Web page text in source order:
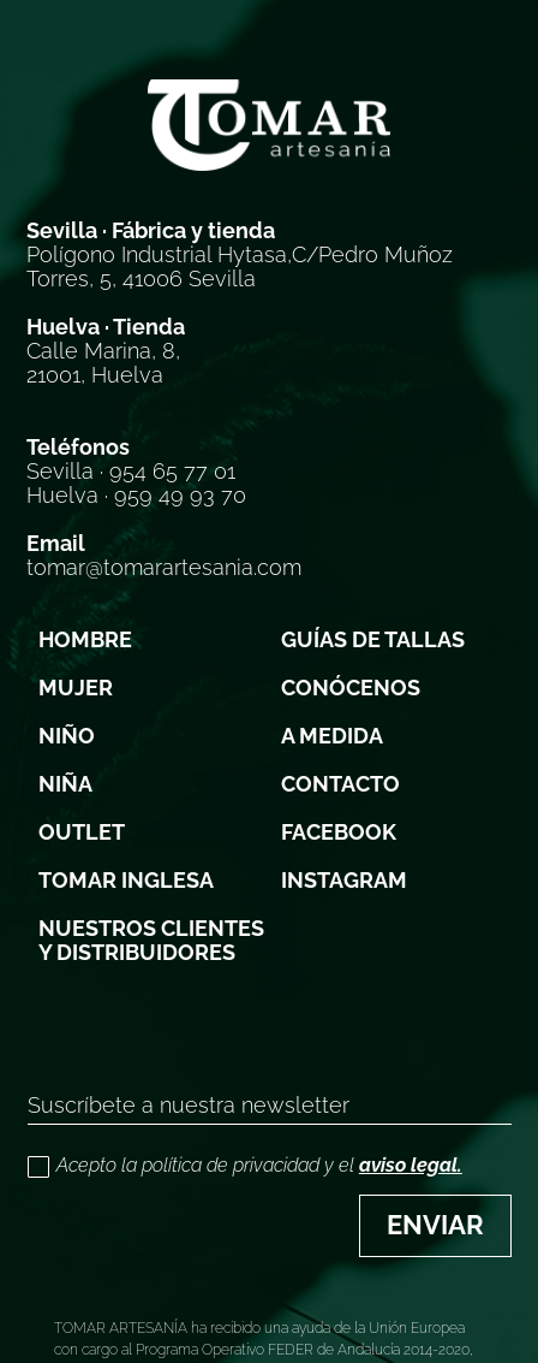
Sevilla · Fábrica y tienda
Polígono Industrial Hytasa,C/Pedro Muñoz
Torres, 5, 41006 Sevilla
Huelva · Tienda
Calle Marina, 8,
21001, Huelva
Teléfonos
Sevilla · 954 65 77 01
Huelva · 959 49 93 70
Email
tomar@tomarartesania.com
HOMBRE
MUJER
NIÑO
NIÑA
OUTLET
TOMAR INGLESA
NUESTROS CLIENTES
Y DISTRIBUIDORES
GUÍAS DE TALLAS
CONÓCENOS
A MEDIDA
CONTACTO
FACEBOOK
INSTAGRAM
Acepto la política de privacidad y el aviso legal.
ENVIAR
TOMAR ARTESANÍA ha recibido una ayuda de la Unión Europea
con cargo al Programa Operativo FEDER de Andalucía 2014-2020,